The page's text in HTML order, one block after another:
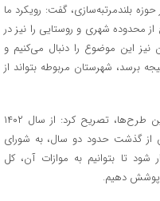
حوزه بلندمرتبه‌سازی، گفت: رویکرد ما
محدوده شهری و روستایی را نیز در
نیز این موضوع را دنبال می‌کنیم و
برسد، شهرستان مربوطه بتواند از
وی با اشاره به زمان‌بر بودن فرایند تصویب این طرح‌ها، تصریح کرد: از سال ۱۴۰۲
از گذشت حدود دو سال، به شورای
شود تا بتوانیم به موازات آن، کل
پوشش دهیم.